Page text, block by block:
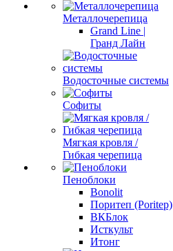
Металлочерепица
Grand Line |
Гранд Лайн
Водосточные системы
Софиты
Мягкая кровля /
Гибкая черепица
Пеноблоки
Bonolit
Поритеп (Poritep)
ВКБлок
Исткульт
Итонг